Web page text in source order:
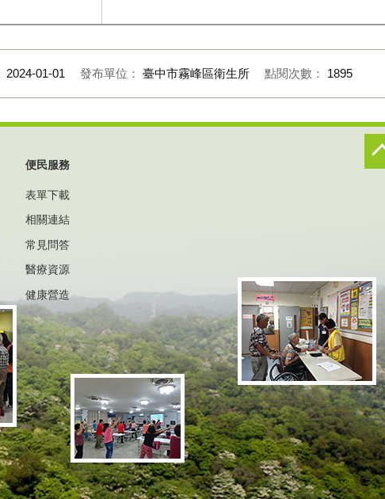
2024-01-01 發布單位： 臺中市霧峰區衛生所 點閱次數： 1895
便民服務
表單下載
相關連結
常見問答
醫療資源
健康營造